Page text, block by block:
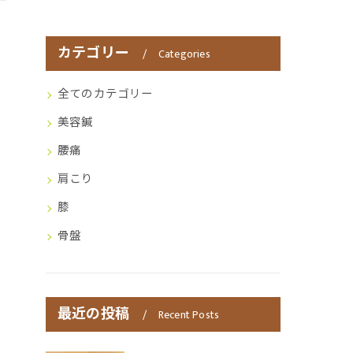
カテゴリー Categories
全てのカテゴリー
美容鍼
腰痛
肩こり
膝
骨盤
最近の投稿 Recent Posts